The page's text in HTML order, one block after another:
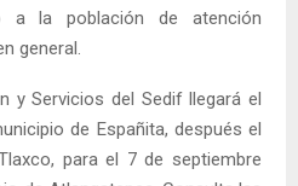
a la población de atención
general.
y Servicios del Sedif llegará el
de Españita, después el
para el 7 de septiembre